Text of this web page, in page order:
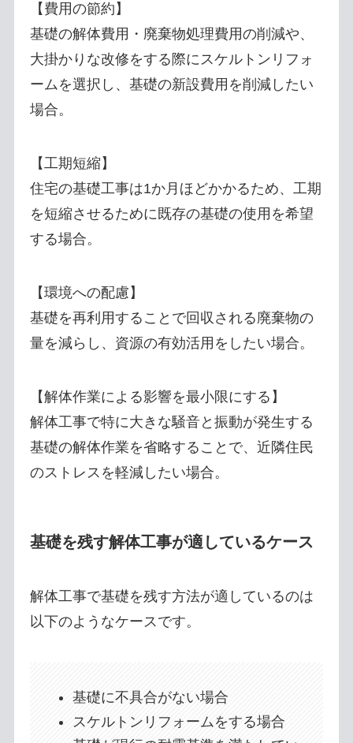
【費用の節約】
基礎の解体費用・廃棄物処理費用の削減や、
大掛かりな改修をする際にスケルトンリフォ
ームを選択し、基礎の新設費用を削減したい
場合。
【工期短縮】
住宅の基礎工事は1か月ほどかかるため、工期
を短縮させるために既存の基礎の使用を希望
する場合。
【環境への配慮】
基礎を再利用することで回収される廃棄物の
量を減らし、資源の有効活用をしたい場合。
【解体作業による影響を最小限にする】
解体工事で特に大きな騒音と振動が発生する
基礎の解体作業を省略することで、近隣住民
のストレスを軽減したい場合。
基礎を残す解体工事が適しているケース
解体工事で基礎を残す方法が適しているのは
以下のようなケースです。
基礎に不具合がない場合
スケルトンリフォームをする場合